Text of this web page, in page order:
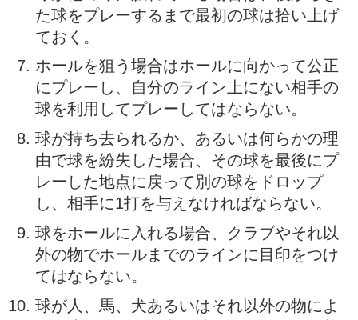
た球をプレーするまで最初の球は拾い上げ
ておく。
ホールを狙う場合はホールに向かって公正
にプレーし、自分のライン上にない相手の
球を利用してプレーしてはならない。
球が持ち去られるか、あるいは何らかの理
由で球を紛失した場合、その球を最後にプ
レーした地点に戻って別の球をドロップ
し、相手に1打を与えなければならない。
球をホールに入れる場合、クラブやそれ以
外の物でホールまでのラインに目印をつけ
てはならない。
球が人、馬、犬あるいはそれ以外の物によ